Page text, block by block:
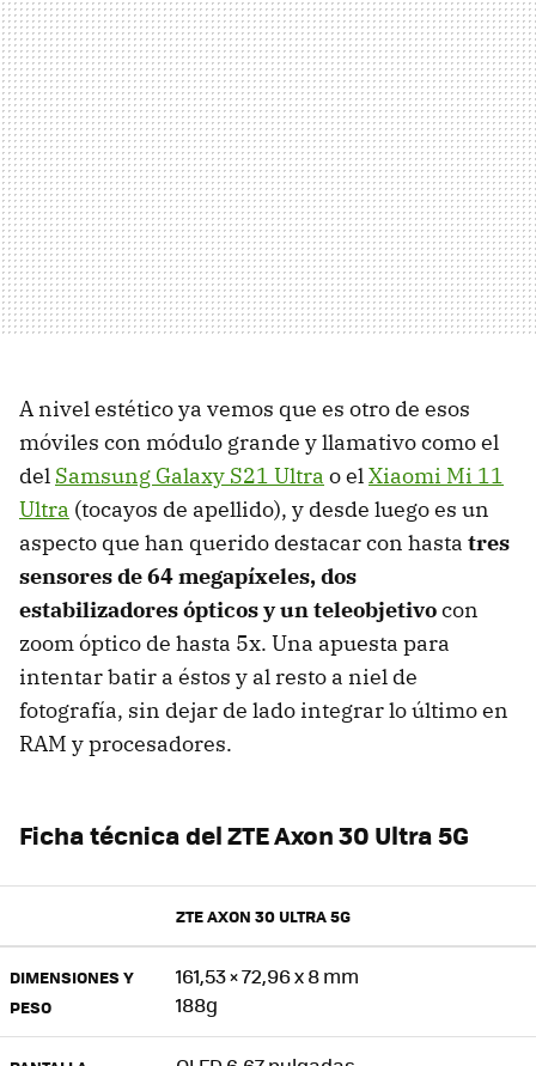
A nivel estético ya vemos que es otro de esos
móviles con módulo grande y llamativo como el
del Samsung Galaxy S21 Ultra o elXiaomi Mi 11
Ultra (tocayos de apellido), y desde luego es un
aspecto que han querido destacar con hasta tres
sensores de 64 megapíxeles, dos
estabilizadores ópticos y un teleobjetivocon
zoom óptico de hasta 5x. Una apuesta para
intentar batir a éstos y al resto a niel de
fotografía, sin dejar de lado integrar lo último en
RAM y procesadores.
Ficha técnica del ZTE Axon 30 Ultra 5G
ZTE AXON 30 ULTRA 5G
DIMENSIONES Y
PESO
161,53 × 72,96 x 8 mm
188g